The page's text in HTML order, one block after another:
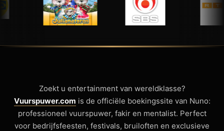
Zoekt u entertainment van wereldklasse?
Vuurspuwer.com is de officiële boekingssite van Nuno:
professioneel vuurspuwer, fakir en mentalist. Perfect
voor bedrijfsfeesten, festivals, bruiloften en exclusieve